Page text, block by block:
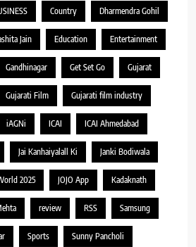
Country Dharmendra Gohil
Jain Education Entertainment
Gandhinagar Get Set Go Gujarat
Gujarati Film Gujarati film industry
iAGNi ICAI ICAI Ahmedabad
Jai Kanhaiyalall Ki Janki Bodiwala
2025 JOJO App Kadaknath
review RSS Samsung
Sports Sunny Pancholi